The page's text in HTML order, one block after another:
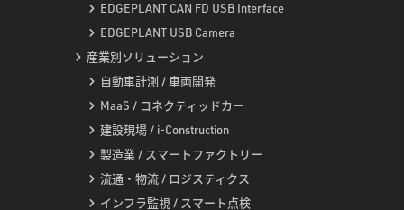
EDGEPLANT CAN FD USB Interface
EDGEPLANT USB Camera
産業別ソリューション
自動車計測 / 車両開発
MaaS / コネクティッドカー
建設現場 / i-Construction
製造業 / スマートファクトリー
流通・物流 / ロジスティクス
インフラ監視 / スマート点検